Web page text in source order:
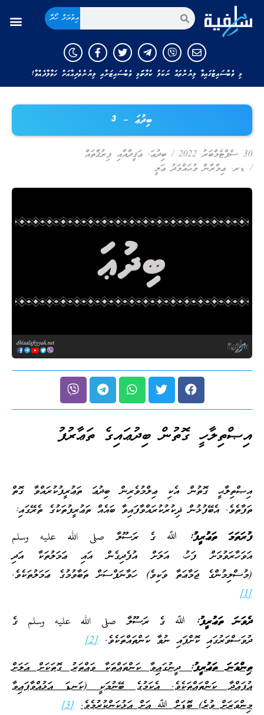
އިތުރަށް ހޯދާ
މި ވެބްސައިޓުގައިވާ ލިޔުންތައް ނަކަލު ކުރާނަމަ މި ވެބްސައިޓަށާއި ލިޔުންތެރިއާއަށް ހަވާލާދެއްވާ!
ބިދުޢަ – 3
30 ސެޕްޓެމްބަރު 2022 / ބިދުޢަ, ޢަޤީދާއާއި ފިރުޤާތައް
/ ޑރ. ޢިމްރާން މުޙައްމަދު ޢަލީ
އިޞްތިލާހީ ގޮތުން ބިދުޢައިގެ ތަޢާރުފު
އިޞްތިލާޙީ ގޮތުން އެކި ޢިލްމުވެރިން ބިދުޢަ ތަޢުރީފުކުރައްވާ ގޮތް
ތަފާތެވެ. އެބޭފުޅުން ޛިކުރުކުރައްވާފައިވާ ބައެއް ތަޢުރީފުތަކުގެ ތެރޭގައި:
ފުރަތަމަ ތަޢުރީފު:
ﷲ ގެ ރަސޫލާ صلى الله عليه وسلم
އަވަހާރަވުމަށް ފަހު، އަލަށް އުފެދިގެން އައި ޢަމަލުތަކާ އަދި
(މުސްލިމުންގެ ޖަމާޢަތާ ވަކިވެ) ހަވާނަފްސަށް ތަބާވުމުގެ ޢަމަލުތަކެވެ.
[1]
ދެވަނަ ތަޢުރީފު:
ﷲ ގެ ރަސޫލާ صلى الله عليه وسلم ގެ
ދުވަސްވަރުގައި ކޮށްފައި ނުވާ ކަންތައްތަކެވެ. [2]
ތިންވަނަ ތަޢުރީފު:ދީނުގައިވާ ކަންތައްތަކާ ވައްތަރު ގޮތަކަށް އަލަށް
އުފައްދާ ކަންތައްތަކެވެ. އެކަމުގެ ބޭނުމަކީ (ކަނޑަ އަޅުއްވާފައިވާ
މިންވަރަށް ވުރެ) ބޮޑަށް ﷲ އަށް އަޅުކަންކުރުމެވެ. [3]